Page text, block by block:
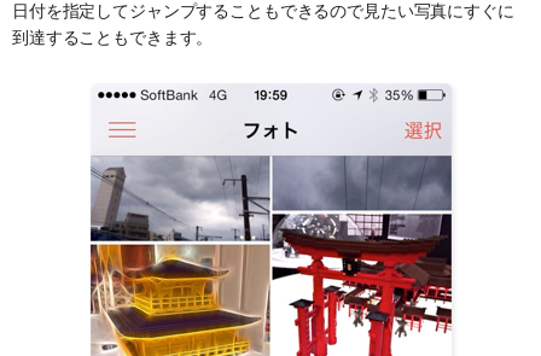
日付を指定してジャンプすることもできるので見たい写真にすぐに
到達することもできます。